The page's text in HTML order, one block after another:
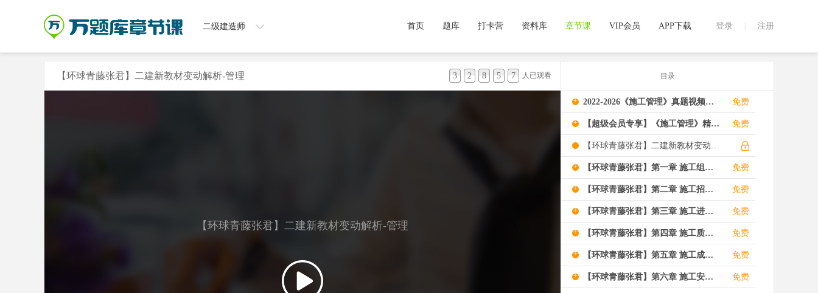
二级建造师 登录 注册
首页 题库 打卡营 资料库 章节课 VIP会员 APP下载
【环球青藤张君】二建新教材变动解析-管理 3 2 8 5 7 人已观看
【环球青藤张君】二建新教材变动解析-管理
目录
+ 2022-2026《施工管理》真题视频解析 免费
+ 【超级会员专享】《施工管理》精练必刷题 免费
【环球青藤张君】二建新教材变动解析-管理
+ 【环球青藤张君】第一章 施工组织与目标控制（约19分值） 免费
+ 【环球青藤张君】第二章 施工招标投标与合同管理（约20分值） 免费
+ 【环球青藤张君】第三章 施工进度管理（约14分值） 免费
+ 【环球青藤张君】第四章 施工质量管理（约14分值） 免费
+ 【环球青藤张君】第五章 施工成本管理（约12分值） 免费
+ 【环球青藤张君】第六章 施工安全管理（约14分值） 免费